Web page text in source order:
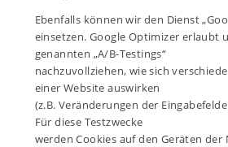
Ebenfalls können wir den Dienst
einsetzen. Google Optimizer erlaubt
genannten „A/B-Testings“
nachzuvollziehen, wie sich
einer Website auswirken
(z.B. Veränderungen der
Für diese Testzwecke
werden Cookies auf den Geräten der